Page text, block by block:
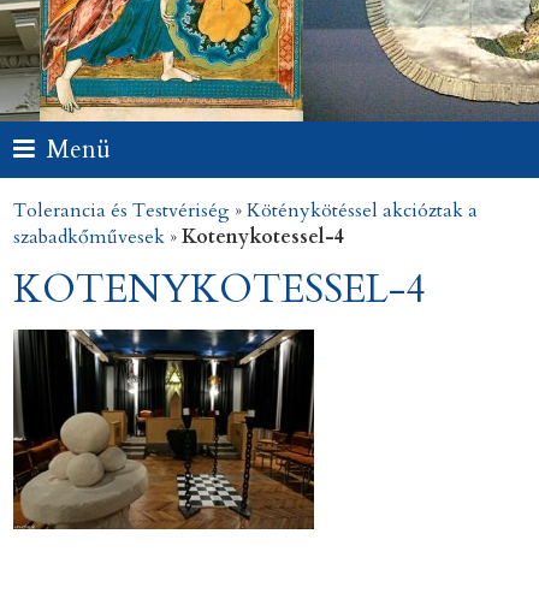
Menü
Tolerancia és Testvériség »Köténykötéssel akcióztak a
szabadkőművesek »Kotenykotessel-4
KOTENYKOTESSEL-4